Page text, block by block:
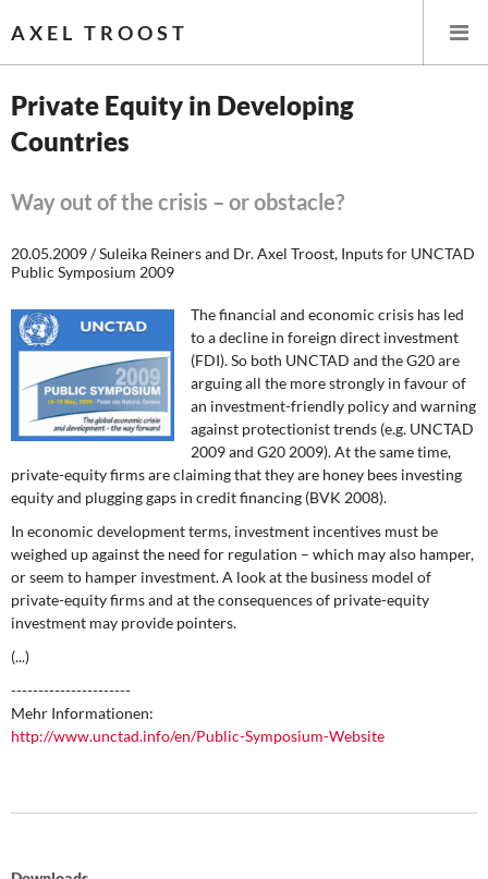
AXEL TROOST
Startseite
Themen
Leitlinien linker Wirtschafts- und Finanzpolitik
Steuer- und Finanzpolitik
Öffentliche Infrastruktur und Daseinsvorsorge
Eurokrise und Griechenland
DIE LINKE
Weitere Themen
Memo-Gruppe
Institut Solidarische Moderne
Rosa-Luxemburg-Stiftung
Kontakt
Private Equity in Developing
Countries
Way out of the crisis – or obstacle?
20.05.2009 / Suleika Reiners and Dr. Axel Troost, Inputs for UNCTAD
Public Symposium 2009
The financial and economic crisis has led
to a decline in foreign direct investment
(FDI). So both UNCTAD and the G20 are
arguing all the more strongly in favour of
an investment-friendly policy and warning
against protectionist trends (e.g. UNCTAD
2009 and G20 2009). At the same time,
private-equity firms are claiming that they are honey bees investing
equity and plugging gaps in credit financing (BVK 2008).
In economic development terms, investment incentives must be
weighed up against the need for regulation – which may also hamper,
or seem to hamper investment. A look at the business model of
private-equity firms and at the consequences of private-equity
investment may provide pointers.
(...)
----------------------
Mehr Informationen:
http://www.unctad.info/en/Public-Symposium-Website